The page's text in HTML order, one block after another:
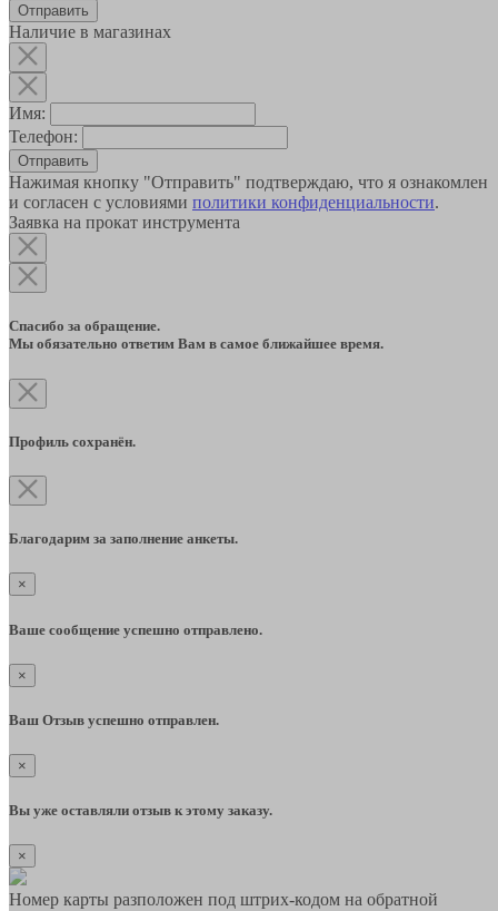
Наличие в магазинах
Имя:
Телефон:
Отправить
Нажимая кнопку "Отправить" подтверждаю, что я ознакомлен
и согласен с условиями политики конфиденциальности.
Заявка на прокат инструмента
Спасибо за обращение.
Мы обязательно ответим Вам в самое ближайшее время.
Профиль сохранён.
Благодарим за заполнение анкеты.
×
Ваше сообщение успешно отправлено.
×
Ваш Отзыв успешно отправлен.
×
Вы уже оставляли отзыв к этому заказу.
×
Номер карты разположен под штрих-кодом на обратной